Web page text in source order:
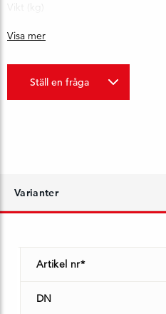
Vikt (kg)
Visa mer
Ställ en fråga
Varianter
Artikel nr*
DN